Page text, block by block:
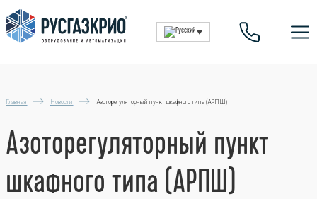
Главная Новости Азоторегуляторный пункт шкафного типа (АРПШ)
Азоторегуляторный пункт
шкафного типа (АРПШ)